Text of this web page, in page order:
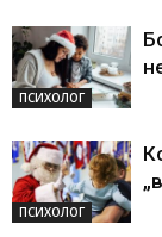
ПСИХОЛОГ
ПСИХОЛОГ